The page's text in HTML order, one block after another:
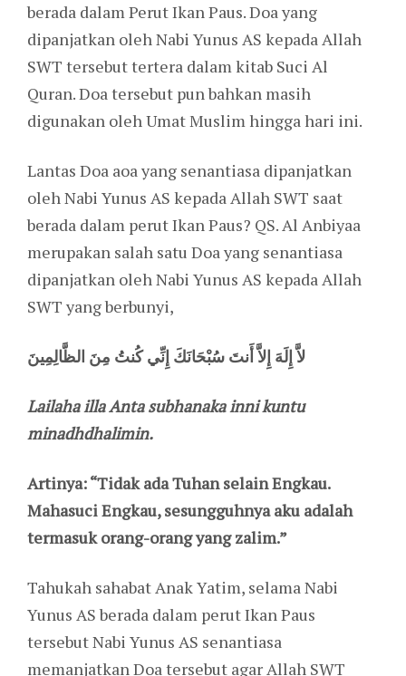
berada dalam Perut Ikan Paus. Doa yang
dipanjatkan oleh Nabi Yunus AS kepada Allah
SWT tersebut tertera dalam kitab Suci Al
Quran. Doa tersebut pun bahkan masih
digunakan oleh Umat Muslim hingga hari ini.
Lantas Doa aoa yang senantiasa dipanjatkan
oleh Nabi Yunus AS kepada Allah SWT saat
berada dalam perut Ikan Paus? QS. Al Anbiyaa
merupakan salah satu Doa yang senantiasa
dipanjatkan oleh Nabi Yunus AS kepada Allah
SWT yang berbunyi,
لاَّ إِلَهَ إِلاَّ أَنتَ سُبْحَانَكَ إِنِّي كُنتُ مِنَ الظَّالِمِينَ
Lailaha illa Anta subhanaka inni kuntu
minadhdhalimin.
Artinya: “Tidak ada Tuhan selain Engkau.
Mahasuci Engkau, sesungguhnya aku adalah
termasuk orang-orang yang zalim.”
Tahukah sahabat Anak Yatim, selama Nabi
Yunus AS berada dalam perut Ikan Paus
tersebut Nabi Yunus AS senantiasa
memanjatkan Doa tersebut agar Allah SWT